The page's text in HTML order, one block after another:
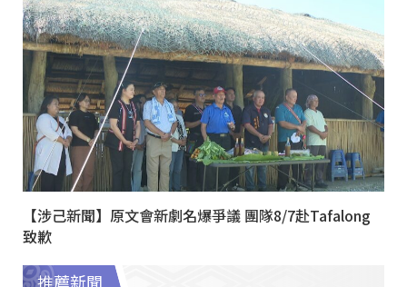
【涉己新聞】原文會新劇名爆爭議 團隊8/7赴Tafalong
致歉